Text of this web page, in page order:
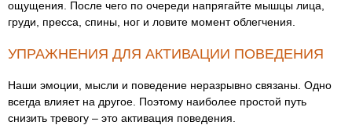
ощущения. После чего по очереди напрягайте мышцы лица,
груди, пресса, спины, ног и ловите момент облегчения.
УПРАЖНЕНИЯ ДЛЯ АКТИВАЦИИ ПОВЕДЕНИЯ
Наши эмоции, мысли и поведение неразрывно связаны. Одно
всегда влияет на другое. Поэтому наиболее простой путь
снизить тревогу – это активация поведения.